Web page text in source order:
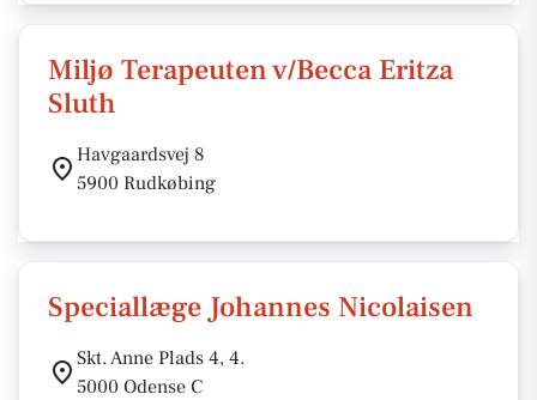
Miljø Terapeuten v/Becca Eritza
Sluth
Havgaardsvej 8
5900 Rudkøbing
Speciallæge Johannes Nicolaisen
Skt. Anne Plads 4, 4.
5000 Odense C